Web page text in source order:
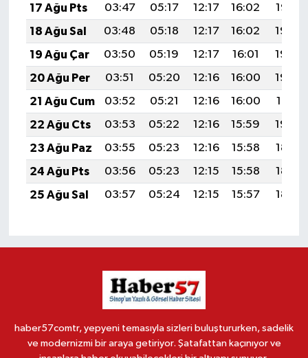
17 Ağu Pts
03:47 05:17 12:17 16:02
19:07
18 Ağu Sal
03:48 05:18 12:17 16:02
19:05
19 Ağu Çar
03:50 05:19 12:17 16:01
19:04
20 Ağu Per
03:51 05:20 12:16 16:00
19:03
21 Ağu Cum
03:52 05:21 12:16 16:00
19:01
22 Ağu Cts
03:53 05:22 12:16 15:59
19:00
23 Ağu Paz
03:55 05:23 12:16 15:58
18:59
24 Ağu Pts
03:56 05:23 12:15 15:58
18:57
25 Ağu Sal
03:57 05:24 12:15 15:57 18:56
haber57comtr, yepyeni temasıyla sizleri buluştururken, sadelik
ve modernizmi bir araya getiriyor. Şatafattan kaçınıyor ve